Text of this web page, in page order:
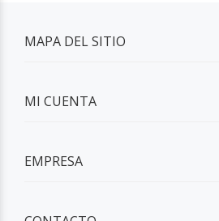
MAPA DEL SITIO
MI CUENTA
EMPRESA